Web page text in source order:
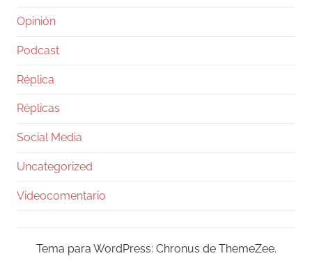
Opinión
Podcast
Réplica
Réplicas
Social Media
Uncategorized
Videocomentario
Tema para WordPress: Chronus de ThemeZee.